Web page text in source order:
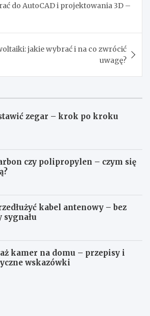
do AutoCAD i projektowania 3D –
jakie wybrać i na co zwrócić
uwagę?
zegar – krok po kroku
czy polipropylen – czym się
kabel antenowy – bez
sygnału
kamer na domu – przepisy i
wskazówki